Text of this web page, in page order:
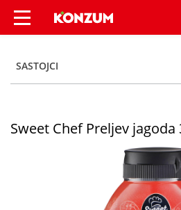
Sweet Chef Preljev
SASTOJCI
Sweet Chef Preljev jagoda